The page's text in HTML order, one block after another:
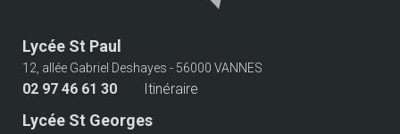
Lycée St Paul
12, allée Gabriel Deshayes - 56000 VANNES
02 97 46 61 30 Itinéraire
Lycée St Georges